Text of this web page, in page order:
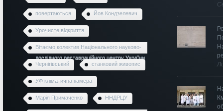
повертаються Йов Кондзелевич
Урочисте відкриття
Вітаємо колектив Національного науково-
дослідного реставраційного центру України
Чернігівський
станковий живопис
УФ кліматична камера
Марія Примаченко ННДРЦУ